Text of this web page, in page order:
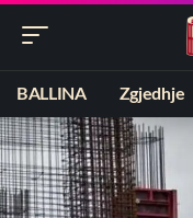
BALLINA Zgjedhje